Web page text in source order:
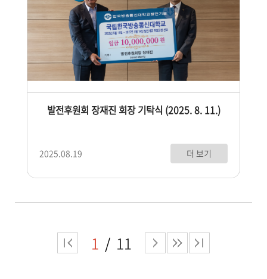
발전후원회 장재진 회장 기탁식 (2025. 8. 11.)
2025.08.19 더 보기
1 11